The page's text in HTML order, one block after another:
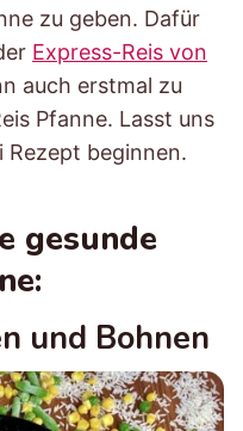
zu geben. Dafür
Express-Reis von
auch erstmal zu
Pfanne. Lasst uns
Rezept beginnen.
gesunde
und Bohnen